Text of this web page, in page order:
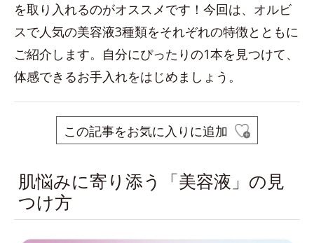
を取り入れるのがオススメです！今回は、オルビ
スで人気の美容液3種類をそれぞれの特徴とともに
ご紹介します。自分にぴったりの1本を見つけて、
体感できるお手入れをはじめましょう。
この記事をお気に入りに追加
肌悩みに寄り添う「美容液」の見
つけ方